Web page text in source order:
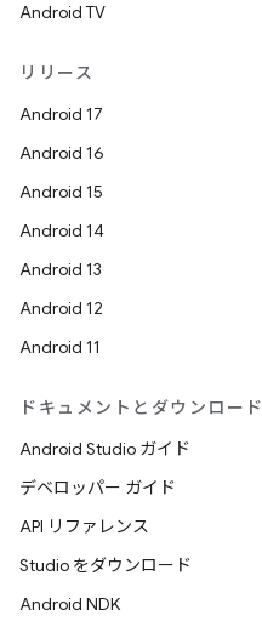
Android TV
リリース
Android 17
Android 16
Android 15
Android 14
Android 13
Android 12
Android 11
ドキュメントとダウンロード
Android Studio ガイド
デベロッパー ガイド
API リファレンス
Studio をダウンロード
Android NDK